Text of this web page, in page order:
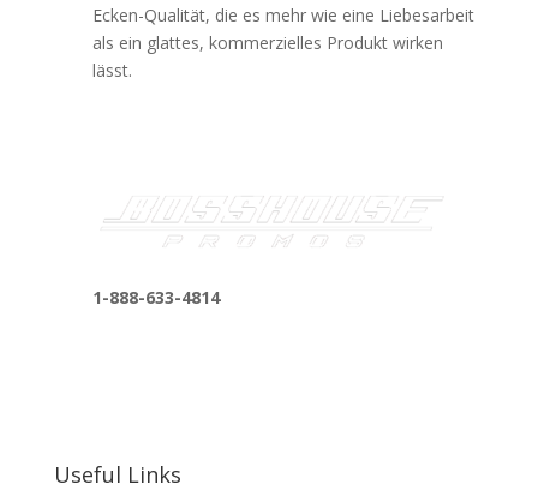
Ecken-Qualität, die es mehr wie eine Liebesarbeit
als ein glattes, kommerzielles Produkt wirken
lässt.
1-888-633-4814
Useful Links